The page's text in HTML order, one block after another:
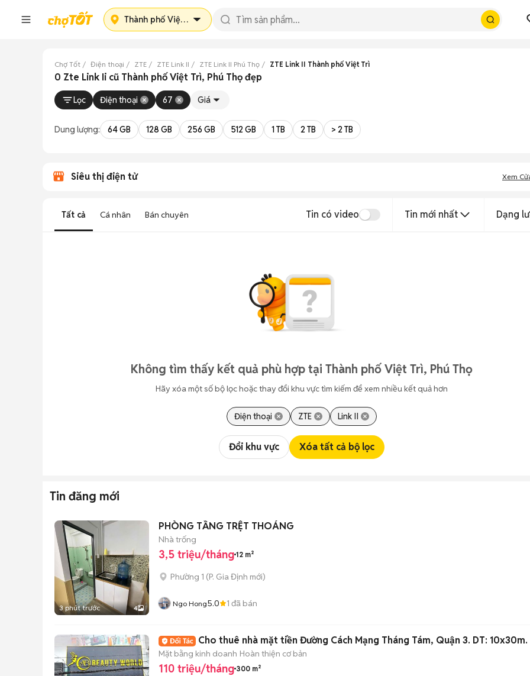
Thành phố Việt Trì
Chợ Tốt Điện thoại ZTE ZTE Link II ZTE Link II Phú Thọ ZTE Link II Thành phố Việt Trì
0 Zte Link Ii cũ Thành phố Việt Trì, Phú Thọ đẹp
Lọc Điện thoại 67 Giá
Dung lượng: 64 GB 128 GB 256 GB 512 GB 1 TB 2 TB > 2 TB
Siêu thị điện tử Xem
Tất cả Cá nhân Bán chuyên Tin có video Tin mới nhất Dạng
Không tìm thấy kết quả phù hợp tại Thành phố Việt Trì, Phú Thọ
Hãy xóa một số bộ lọc hoặc thay đổi khu vực tìm kiếm để xem nhiều kết quả hơn
Điện thoại ZTE Link II
Đổi khu vực Xóa tất cả bộ lọc
Tin đăng mới
3 phút trước 4
PHÒNG TẦNG TRỆT THOÁNG
Nhà trống
3,5 triệu/tháng 12 m²
Phường 1 (P. Gia Định mới)
Ngo Hong5.0 1 đã bán
Cho thuê nhà mặt tiền Đường Cách Mạng Tháng Tám, Quận 3. DT: 10x30m.
Mặt bằng kinh doanh Hoàn thiện cơ bản
110 triệu/tháng 300 m²